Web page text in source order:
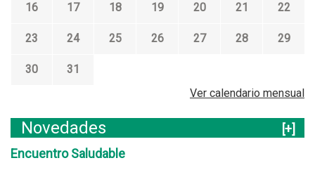
16 17 18 19 20 21 22
23 24 25 26 27 28 29
30
31
Ver calendario mensual
Novedades
[+]
Encuentro Saludable